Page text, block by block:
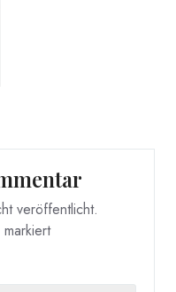
veröffentlicht.
markiert